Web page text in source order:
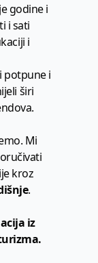
godine i
i sati
i
potpune i
širi
Mi
kroz
.
iz